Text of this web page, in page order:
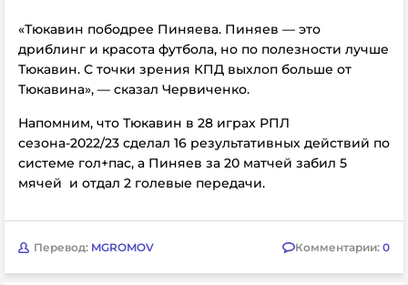
«Тюкавин пободрее Пиняева. Пиняев — это
дриблинг и красота футбола, но по полезности лучше
Тюкавин. С точки зрения КПД выхлоп больше от
Тюкавина», — сказал Червиченко.
Напомним, что Тюкавин в 28 играх РПЛ
сезона-2022/23 сделал 16 результативных действий по
системе гол+пас, а Пиняев за 20 матчей забил 5
мячей и отдал 2 голевые передачи.
Перевод: MGROMOV Комментарии: 0